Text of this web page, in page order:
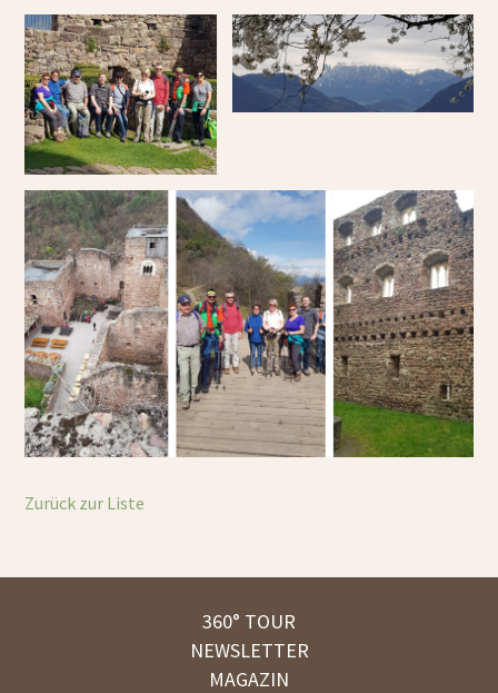
Zurück zur Liste
360° TOUR
NEWSLETTER
MAGAZIN